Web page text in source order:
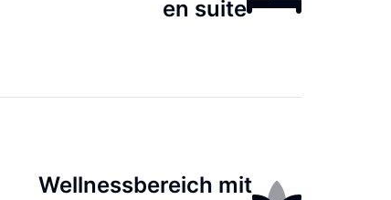
en suite
Wellnessbereich mit